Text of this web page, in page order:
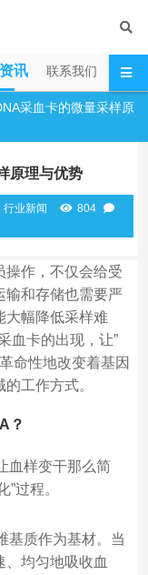
讯 联系我们
采血卡的微量采样原
原理与优势
行业新闻
804
操作，不仅会给受
输和存储也需要严
大幅降低采样难
血卡的出现，让”
命性地改变着基因
工作方式。
？
血样变干那么简
过程。
基质作为基材。当
、均匀地吸收血